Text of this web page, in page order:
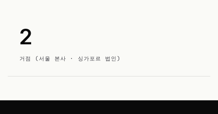
2
거점 (서울 본사 · 싱가포르 법인)